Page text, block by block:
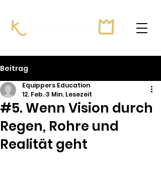
Beitrag
#5. Wenn Vision durch
Regen, Rohre und
Realität geht
Equippers Education
12. Feb.3 Min. Lesezeit